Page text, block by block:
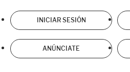
INICIAR SESIÓN
ANÚNCIATE